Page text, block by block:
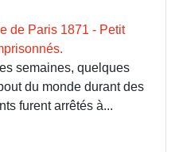
de Paris 1871 - Petit
semaines, quelques
du monde durant des
furent arrêtés à...